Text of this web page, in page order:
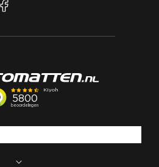
facebook